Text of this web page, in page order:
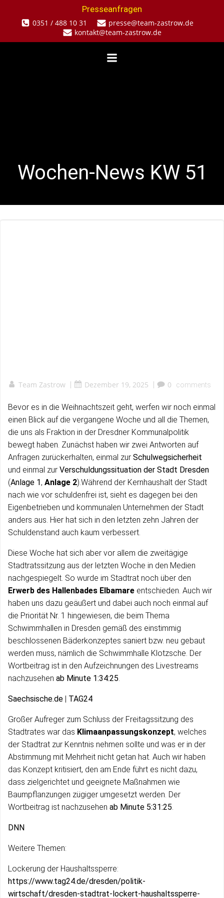
Zum
springen
Presseanfragen
0351 / 488 10 31
presse@team-zastrow.de
kontakt@team-zastrow.de
Wochen-News KW 51
Team Zastrow | Dezember 19, 2025 | 0 comments
Bevor es in die Weihnachtszeit geht, werfen wir noch einmal
einen Blick auf die vergangene Woche und all die Themen,
die uns als Fraktion in der Dresdner Kommunalpolitik
bewegt haben. Zunächst haben wir zwei Antworten auf
Anfragen zurückerhalten, einmal zur Schulwegsicherheit
und einmal zur Verschuldungssituation der Stadt Dresden
(Anlage 1, Anlage 2).Während der Kernhaushalt der Stadt
nach wie vor schuldenfrei ist, sieht es dagegen bei den
Eigenbetrieben und kommunalen Unternehmen der Stadt
anders aus. Hier hat sich in den letzten zehn Jahren der
Schuldenstand auch kaum verbessert.
Diese Woche hat sich aber vor allem die zweitägige
Stadtratssitzung aus der letzten Woche in den Medien
nachgespiegelt. So wurde im Stadtrat noch über den
Erwerb des Hallenbades Elbamare entschieden. Auch wir
haben uns dazu geäußert und dabei auch noch einmal auf
die Priorität Nr. 1 hingewiesen, die beim Thema
Schwimmhallen in Dresden gemäß des einstimmig
beschlossenen Bäderkonzeptes saniert bzw. neu gebaut
werden muss, nämlich die Schwimmhalle Klotzsche. Der
Wortbeitrag ist in den Aufzeichnungen des Livestreams
nachzusehen ab Minute 1:34:25.
Saechsische.de | TAG24
Großer Aufreger zum Schluss der Freitagssitzung des
Stadtrates war das Klimaanpassungskonzept, welches
der Stadtrat zur Kenntnis nehmen sollte und was er in der
Abstimmung mit Mehrheit nicht getan hat. Auch wir haben
das Konzept kritisiert, den am Ende führt es nicht dazu,
dass zielgerichtet und geeignete Maßnahmen wie
Baumpflanzungen zügiger umgesetzt werden. Der
Wortbeitrag ist nachzusehen ab Minute 5:31:25.
DNN
Weitere Themen:
Lockerung der Haushaltssperre:
https://www.tag24.de/dresden/politik-
wirtschaft/dresden-stadtrat-lockert-haushaltssperre-